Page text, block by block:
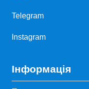
Telegram
Instagram
Інформація